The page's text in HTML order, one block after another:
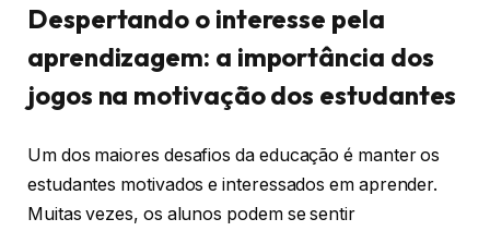
Despertando o interesse pela
aprendizagem: a importância dos
jogos na motivação dos estudantes
Um dos maiores desafios da educação é manter os
estudantes motivados e interessados em aprender.
Muitas vezes, os alunos podem se sentir